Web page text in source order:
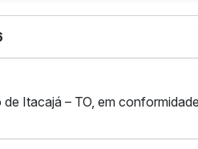
Itacajá – TO, em